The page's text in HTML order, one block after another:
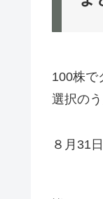
100株で
選択の
８月31